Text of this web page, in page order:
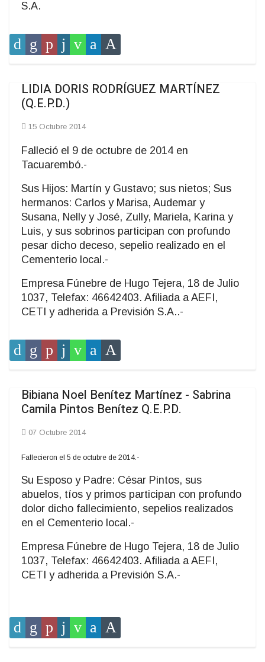
S.A.
LIDIA DORIS RODRÍGUEZ MARTÍNEZ
(Q.E.P.D.)
15 Octubre 2014
Falleció el 9 de octubre de 2014 en
Tacuarembó.-
Sus Hijos: Martín y Gustavo; sus nietos; Sus
hermanos: Carlos y Marisa, Audemar y
Susana, Nelly y José, Zully, Mariela, Karina y
Luis, y sus sobrinos participan con profundo
pesar dicho deceso, sepelio realizado en el
Cementerio local.-
Empresa Fúnebre de Hugo Tejera, 18 de Julio
1037, Telefax: 46642403. Afiliada a AEFI,
CETI y adherida a Previsión S.A..-
Bibiana Noel Benítez Martínez - Sabrina
Camila Pintos Benítez Q.E.P.D.
07 Octubre 2014
Fallecieron el 5 de octubre de 2014.-
Su Esposo y Padre: César Pintos, sus
abuelos, tíos y primos participan con profundo
dolor dicho fallecimiento, sepelios realizados
en el Cementerio local.-
Empresa Fúnebre de Hugo Tejera, 18 de Julio
1037, Telefax: 46642403. Afiliada a AEFI,
CETI y adherida a Previsión S.A.-